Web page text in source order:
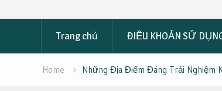
Trang chủ ĐIỀU KHOẢN SỬ
Home Những Địa Điểm Đáng Trải Nghiệm